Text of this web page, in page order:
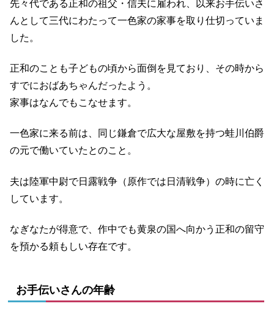
先々代である正和の祖父・信夫に雇われ、以来お手伝いさ
んとして三代にわたって一色家の家事を取り仕切っていま
した。
正和のことも子どもの頃から面倒を見ており、その時から
すでにおばあちゃんだったよう。
家事はなんでもこなせます。
一色家に来る前は、同じ鎌倉で広大な屋敷を持つ蛙川伯爵
の元で働いていたとのこと。
夫は陸軍中尉で日露戦争（原作では日清戦争）の時に亡く
しています。
なぎなたが得意で、作中でも黄泉の国へ向かう正和の留守
を預かる頼もしい存在です。
お手伝いさんの年齢